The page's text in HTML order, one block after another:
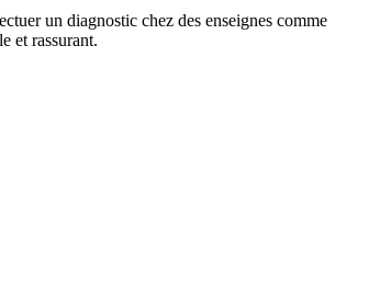
un diagnostic chez des enseignes comme
et rassurant.